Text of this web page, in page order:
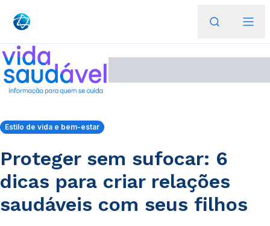
Estilo de vida e bem-estar
Proteger sem sufocar: 6
dicas para criar relações
saudáveis com seus filhos